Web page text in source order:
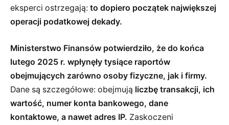
eksperci ostrzegają: to dopiero początek największej
operacji podatkowej dekady.
Ministerstwo Finansów potwierdziło, że do końca
lutego 2025 r. wpłynęły tysiące raportów
obejmujących zarówno osoby fizyczne, jak i firmy.
Dane są szczegółowe: obejmują liczbę transakcji, ich
wartość, numer konta bankowego, dane
kontaktowe, a nawet adres IP. Zaskoczeni